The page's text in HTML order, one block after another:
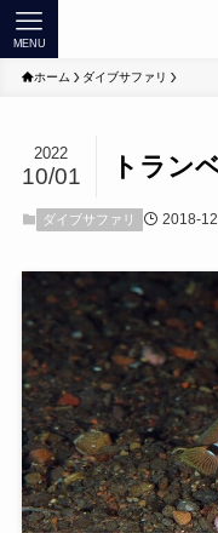
MENU
ホーム ダイブサファリ
トラン
2022
10/01
ダイブサファリ 2018-